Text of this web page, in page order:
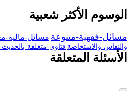
الوسوم الأكثر شعبية
مسائل-فقهية-متنوعة مسائل-مالية-
والنفاس-والاستحاضة فتاوى-متعلقة-
الأسئلة المتعلقة